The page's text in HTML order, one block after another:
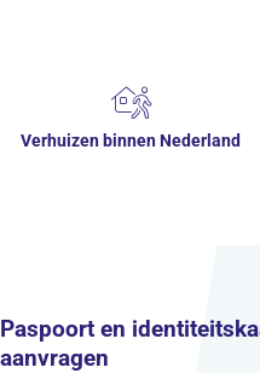
Verhuizen binnen Nederland
Paspoort en
aanvragen